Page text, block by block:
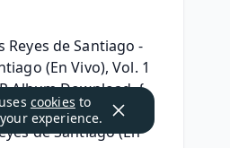
Reyes de Santiago -
(En Vivo), Vol. 1
Album Download, {
Los Reyes de
de Santiago (En
cookies to
experience.